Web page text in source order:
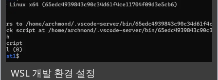
WSL 개발 환경 설정